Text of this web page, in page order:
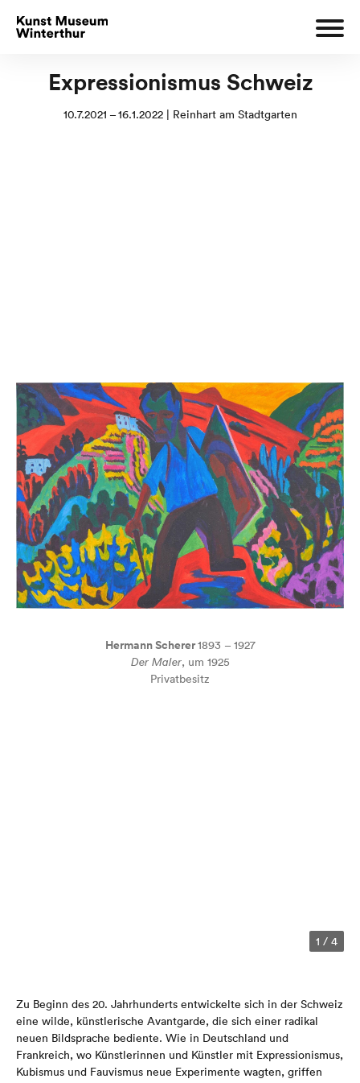
Expressionismus Schweiz
10.7.2021 – 16.1.2022 | Reinhart am Stadtgarten
Hermann Scherer1893 – 1927
Der Maler, um 1925
Privatbesitz
1 / 4
Zu Beginn des 20. Jahrhunderts entwickelte sich in der Schweiz
eine wilde, künstlerische Avantgarde, die sich einer radikal
neuen Bildsprache bediente. Wie in Deutschland und
Frankreich, wo Künstlerinnen und Künstler mit Expressionismus,
Kubismus und Fauvismus neue Experimente wagten, griffen